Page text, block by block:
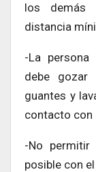
los demás
distancia
-La persona
debe gozar
guantes y
contacto con
-No
posible con